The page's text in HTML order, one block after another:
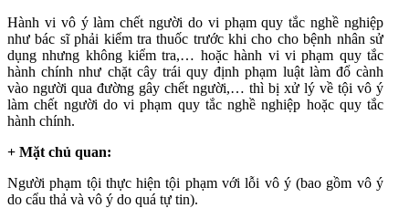
Hành vi vô ý làm chết người do vi phạm quy tắc nghề nghiệp
như bác sĩ phải kiểm tra thuốc trước khi cho cho bệnh nhân sử
dụng nhưng không kiểm tra,… hoặc hành vi vi phạm quy tắc
hành chính như chặt cây trái quy định phạm luật làm đổ cành
vào người qua đường gây chết người,… thì bị xử lý về tội vô ý
làm chết người do vi phạm quy tắc nghề nghiệp hoặc quy tắc
hành chính.
+ Mặt chủ quan:
Người phạm tội thực hiện tội phạm với lỗi vô ý (bao gồm vô ý
do cẩu thả và vô ý do quá tự tin).